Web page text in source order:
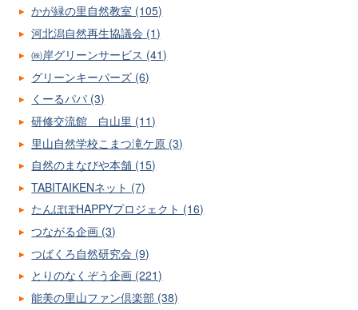
かが緑の里自然教室 (105)
河北潟自然再生協議会 (1)
㈱岸グリーンサービス (41)
グリーンキーパーズ (6)
くーるパパ (3)
研修交流館 白山里 (11)
里山自然学校こまつ滝ケ原 (3)
自然のまなびや本舗 (15)
TABITAIKENネット (7)
たんぽぽHAPPYプロジェクト (16)
つながる企画 (3)
つばくろ自然研究会 (9)
とりのなくぞう企画 (221)
能美の里山ファン倶楽部 (38)